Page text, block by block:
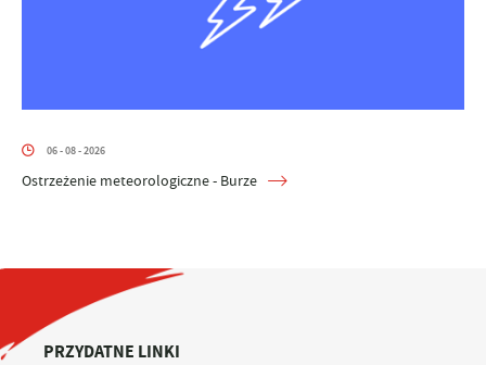
06 - 08 - 2026
Ostrzeżenie meteorologiczne - Burze
PRZYDATNE LINKI